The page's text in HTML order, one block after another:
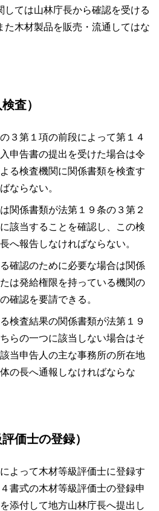
しては山林庁長から確認を受ける
た木材製品を販売・流通してはな
査）
３第１項の前段によって第１４
申告書の提出を受けた場合は令
る検査機関に関係書類を検査す
ならない。
関係書類が法第１９条の３第２
該当することを確認し、この検
へ報告しなければならない。
確認のために必要な場合は関係
は発給権限を持っている機関の
確認を要請できる。
検査結果の関係書類が法第１９
らの一つに該当しない場合はそ
当申告人の主な事務所の所在地
の長へ通報しなければならな
価士の登録）
よって木材等級評価士に登録す
書式の木材等級評価士の登録申
添付して地方山林庁長へ提出し